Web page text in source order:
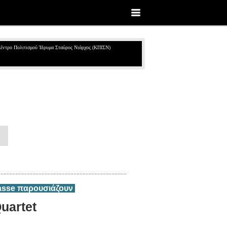
Πολιτισμού Ίδρυμα Σταύρος Νιάρχος (ΚΠΙΣΝ)
παρουσιάζουν